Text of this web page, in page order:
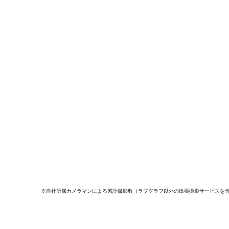
※自社所属カメラマンによる累計撮影数（ラブグラフ以外の出張撮影サービスを